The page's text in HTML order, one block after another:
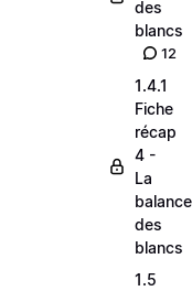
des
blancs
12
1.4.1
Fiche
récap
4 -
La
balance
des
blancs
1.5